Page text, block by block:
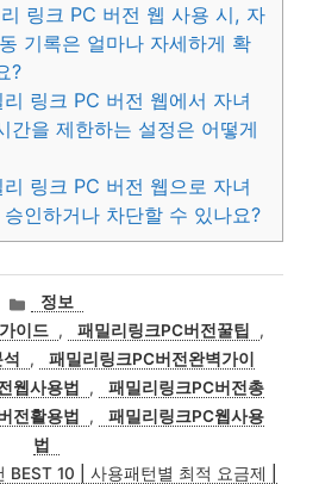
링크 PC 버전 웹 사용 시, 자
기록은 얼마나 자세하게 확
?
리 링크 PC 버전 웹에서 자녀
간을 제한하는 설정은 어떻게
리 링크 PC 버전 웹으로 자녀
인하거나 차단할 수 있나요?
카
테
고
리
정보
이드 , 패밀리링크PC버전꿀팁
,
,
패밀리링크PC버전완벽가이
웹사용법 ,
패밀리링크PC버전총
전활용법 ,
패밀리링크PC웹사용
법
BEST 10 | 사용패턴별 최적 요금제 |